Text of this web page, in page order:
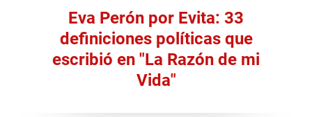
Eva Perón por Evita: 33
definiciones políticas que
escribió en "La Razón de mi
Vida"